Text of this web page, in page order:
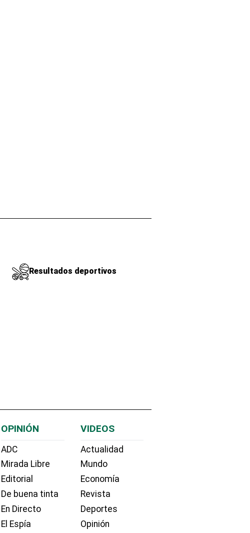
Resultados deportivos
OPINIÓN
ADC
Mirada Libre
Editorial
De buena tinta
En Directo
El Espía
VIDEOS
Actualidad
Mundo
Economía
Revista
Deportes
Opinión